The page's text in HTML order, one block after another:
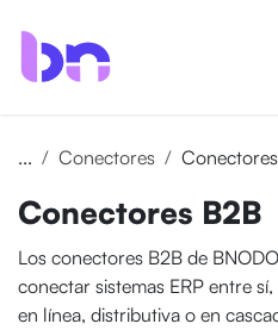
... Conectores
Conectores B2B
Los conectores B2B de
conectar sistemas ERP entre
en línea, distributiva o en